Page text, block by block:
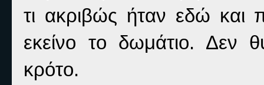
τι ακριβώς ήταν εδώ και
εκείνο το δωμάτιο. Δεν
κρότο.